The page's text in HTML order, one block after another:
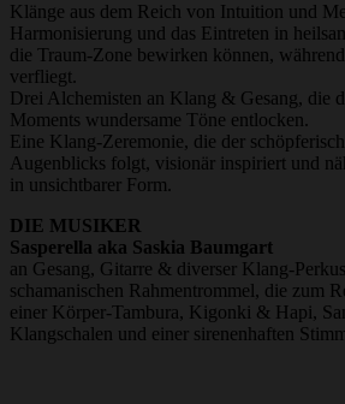
Klänge aus dem Reich von Intuition und
Harmonisierung und das Eintreten in
die Traum-Zone bewirken können,
verfliegt.
Drei Alchemisten an Klang & Gesang, die
Moments wundersame Töne entlocken.
Eine Klang-Zeremonie, die der
Augenblicks folgt, visionär inspiriert und
in unsichtbarer Form.
DIE MUSIKER
Sasperella aka Saskia Baumgart
an Gesang, Gitarre & diverser Klang-
schamanischen Rahmentrommel, die zum
einer Körper-Tambura, Kigonki & Hapi,
Klangschalen und einer sirenenhaften